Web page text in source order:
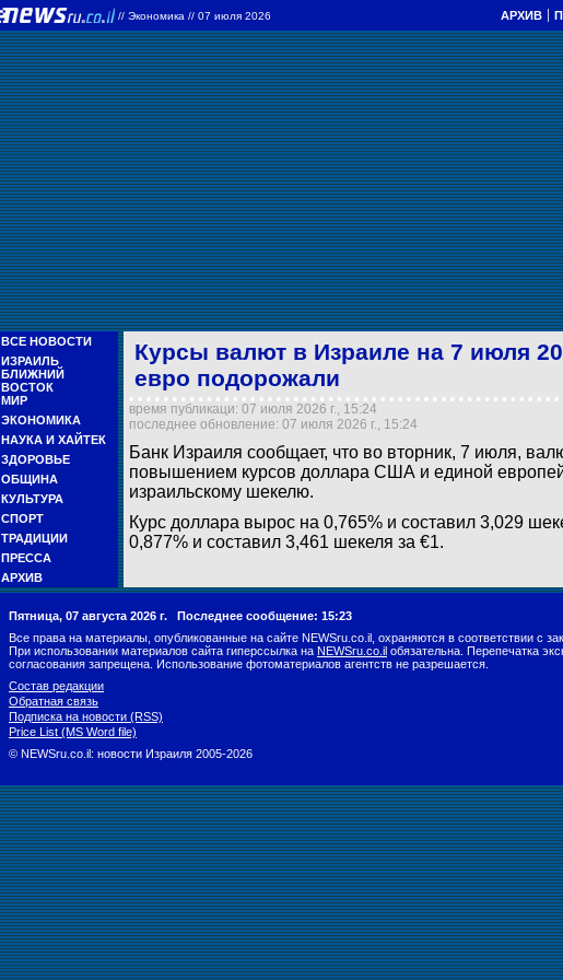
// Экономика // 07 июля 2026 АРХИВ
ВСЕ НОВОСТИ
ИЗРАИЛЬ
БЛИЖНИЙ
ВОСТОК
МИР
ЭКОНОМИКА
НАУКА И ХАЙТЕК
ЗДОРОВЬЕ
ОБЩИНА
КУЛЬТУРА
СПОРТ
ТРАДИЦИИ
ПРЕССА
АРХИВ
Курсы валют в Израиле на 7 июля
евро подорожали
время публикаци: 07 июля 2026 г., 15:24
последнее обновление: 07 июля 2026 г., 15:24
Банк Израиля сообщает, что во вторник, 7 июля,
повышением курсов доллара США и единой
израильскому шекелю.
Курс доллара вырос на 0,765% и составил 3,029
0,877% и составил 3,461 шекеля за €1.
Пятница, 07 августа 2026 г. Последнее сообщение: 15:23
Все права на материалы, опубликованные на сайте NEWSru.co.il, охраняются в соответствии с
При использовании материалов сайта гиперссылка на NEWSru.co.il обязательна. Перепечатка
согласования запрещена. Использование фотоматериалов агентств не разрешается.
Состав редакции
Обратная связь
Подписка на новости (RSS)
Price List (MS Word file)
© NEWSru.co.il: новости Израиля 2005-2026